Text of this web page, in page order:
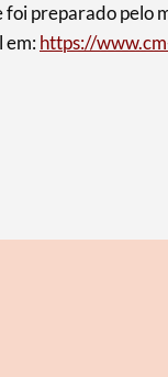
foi preparado pelo
em: https://